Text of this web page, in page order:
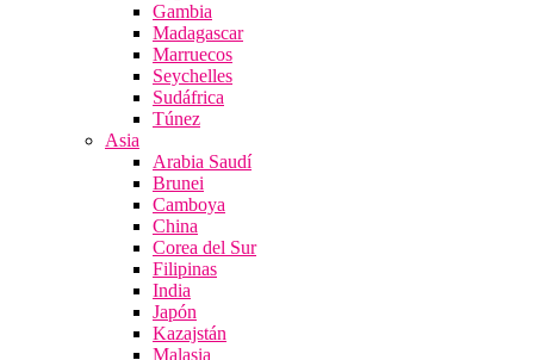
Gambia
Madagascar
Marruecos
Seychelles
Sudáfrica
Túnez
Asia
Arabia Saudí
Brunei
Camboya
China
Corea del Sur
Filipinas
India
Japón
Kazajstán
Malasia